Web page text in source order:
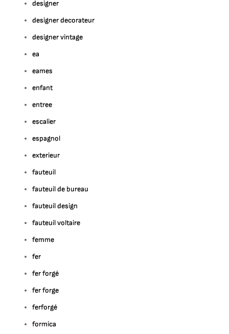
designer
designer decorateur
designer vintage
ea
eames
enfant
entree
escalier
espagnol
exterieur
fauteuil
fauteuil de bureau
fauteuil design
fauteuil voltaire
femme
fer
fer forgé
fer forge
ferforgé
formica